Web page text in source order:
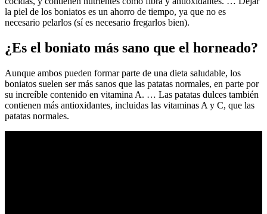
la piel de los boniatos es un ahorro de tiempo, ya que no es
necesario pelarlos (sí es necesario fregarlos bien).
¿Es el boniato más sano que el horneado?
Aunque ambos pueden formar parte de una dieta saludable, los
boniatos suelen ser más sanos que las patatas normales, en parte por
su increíble contenido en vitamina A. … Las patatas dulces también
contienen más antioxidantes, incluidas las vitaminas A y C, que las
patatas normales.